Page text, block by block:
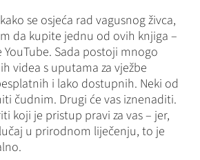
se osjeća rad vagusnog živca,
da kupite jednu od ovih knjiga –
Sada postoji mnogo
videa s uputama za vježbe
i lako dostupnih. Neki od
čudnim. Drugi će vas iznenaditi.
koji je pristup pravi za vas – jer,
u prirodnom liječenju, to je